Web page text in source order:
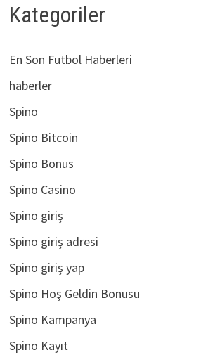
Kategoriler
En Son Futbol Haberleri
haberler
Spino
Spino Bitcoin
Spino Bonus
Spino Casino
Spino giriş
Spino giriş adresi
Spino giriş yap
Spino Hoş Geldin Bonusu
Spino Kampanya
Spino Kayıt